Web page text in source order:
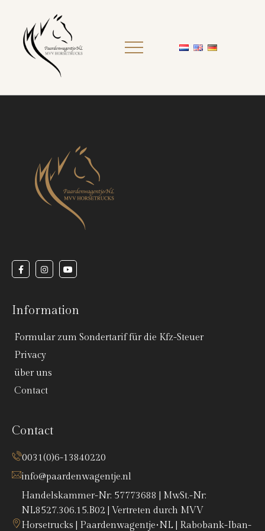
Information
Formular zum Sondertarif für die Kfz-Steuer
Privacy
über uns
Contact
Contact
0031(0)6-13840220
info@paardenwagentje.nl
Handelskammer-Nr: 57773688 | MwSt.-Nr:
NL8527.306.15.B02 | Vertreten durch MVV
Horsetrucks | Paardenwagentje•NL | Rabobank-Iban-